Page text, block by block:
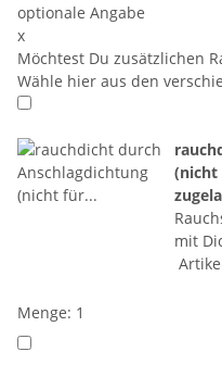
optionale Angabe
x
Möchtest Du zusätzlichen
Wähle hier aus den
(nicht
mit
Menge: 1